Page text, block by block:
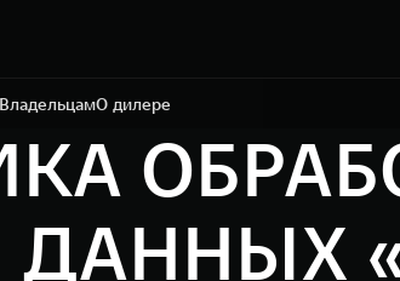
ВладельцамО дилере
ДАННЫХ